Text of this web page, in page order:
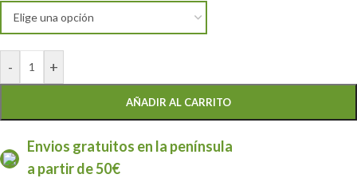
- +
AÑADIR AL CARRITO
Envios gratuitos en la península
a partir de 50€